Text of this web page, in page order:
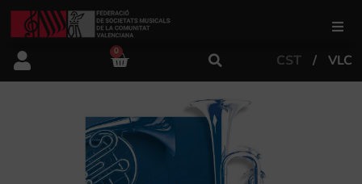
FSMCV
Àrea de gestió
Àrea educativa
0
CST VLC